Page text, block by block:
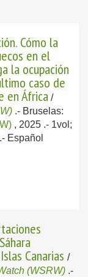
Cómo la
en el
la ocupación
caso de
en África /
.- Bruselas:
, 2025 .- 1vol;
Español
Canarias /
(WSRW) .-